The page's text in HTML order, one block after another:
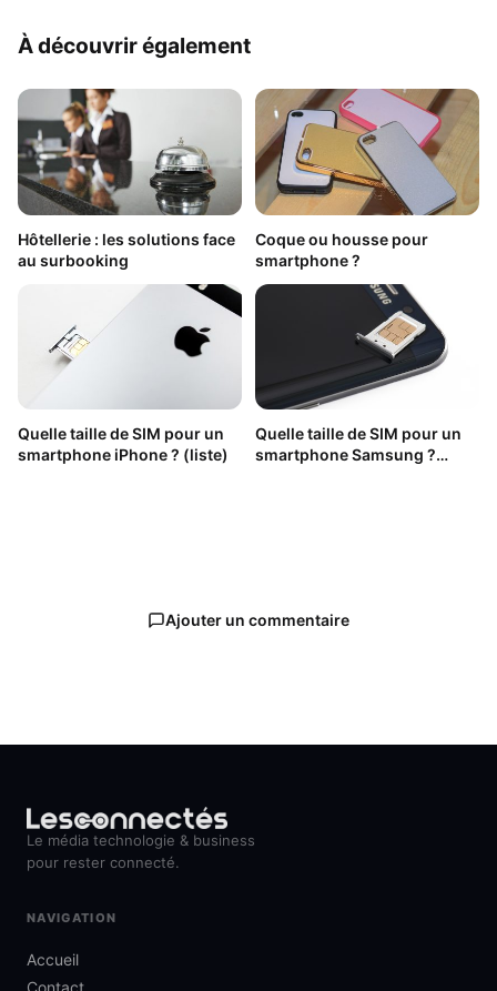
À découvrir également
Hôtellerie : les solutions face
au surbooking
Coque ou housse pour
smartphone ?
Quelle taille de SIM pour un
smartphone iPhone ? (liste)
Quelle taille de SIM pour un
smartphone Samsung ?
Ajouter un commentaire
Le média technologie & business
pour rester connecté.
NAVIGATION
Accueil